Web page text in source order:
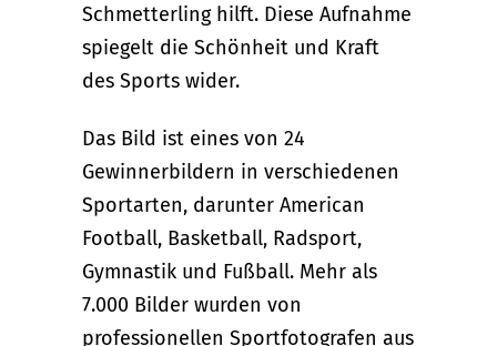
Schmetterling hilft. Diese Aufnahme
spiegelt die Schönheit und Kraft
des Sports wider.
Das Bild ist eines von 24
Gewinnerbildern in verschiedenen
Sportarten, darunter American
Football, Basketball, Radsport,
Gymnastik und Fußball. Mehr als
7.000 Bilder wurden von
professionellen Sportfotografen aus